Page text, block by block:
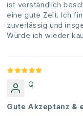
ist verständlich
eine gute Zeit. Ich
zuverlässig und
Würde ich wieder
Q
Gute Akzeptanz &